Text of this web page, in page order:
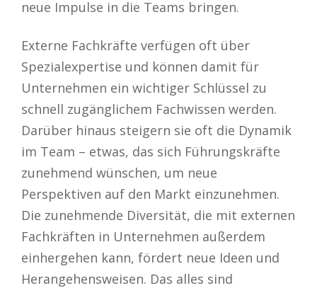
neue Impulse in die Teams bringen.
Externe Fachkräfte verfügen oft über
Spezialexpertise und können damit für
Unternehmen ein wichtiger Schlüssel zu
schnell zugänglichem Fachwissen werden.
Darüber hinaus steigern sie oft die Dynamik
im Team – etwas, das sich Führungskräfte
zunehmend wünschen, um neue
Perspektiven auf den Markt einzunehmen.
Die zunehmende Diversität, die mit externen
Fachkräften in Unternehmen außerdem
einhergehen kann, fördert neue Ideen und
Herangehensweisen. Das alles sind